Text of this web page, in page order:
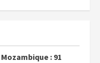
: 91